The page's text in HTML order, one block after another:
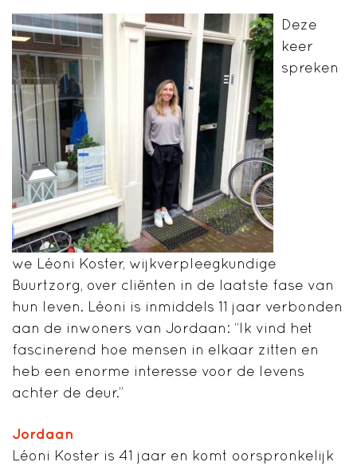
Deze
keer
spreken
we Léoni Koster, wijkverpleegkundige
Buurtzorg, over cliënten in de laatste fase van
hun leven. Léoni is inmiddels 11 jaar verbonden
aan de inwoners van Jordaan: “Ik vind het
fascinerend hoe mensen in elkaar zitten en
heb een enorme interesse voor de levens
achter de deur.”
Jordaan
Léoni Koster is 41 jaar en komt oorspronkelijk